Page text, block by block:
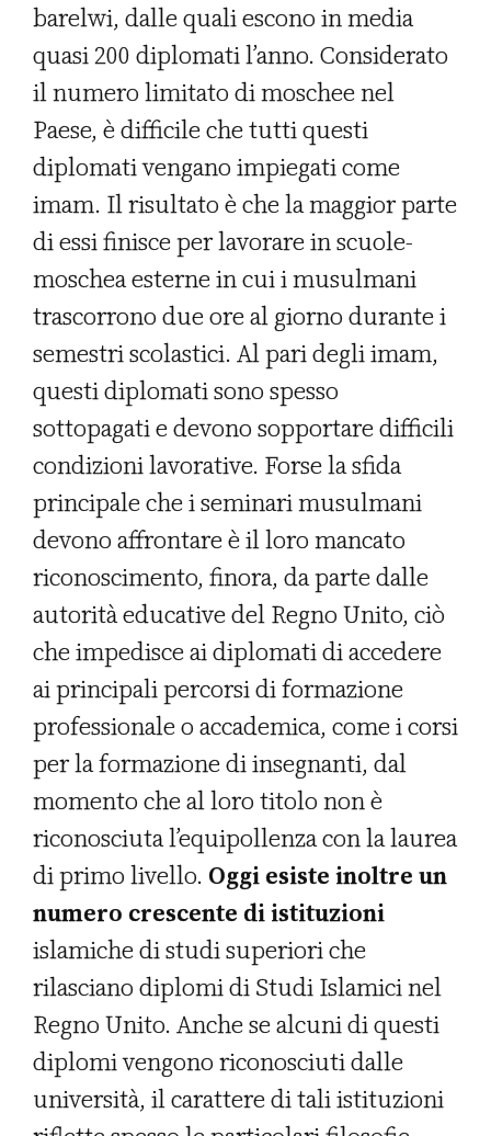
barelwi, dalle quali escono in media
quasi 200 diplomati l’anno. Considerato
il numero limitato di moschee nel
Paese, è difficile che tutti questi
diplomati vengano impiegati come
imam. Il risultato è che la maggior parte
di essi finisce per lavorare in scuole-
moschea esterne in cui i musulmani
trascorrono due ore al giorno durante i
semestri scolastici. Al pari degli imam,
questi diplomati sono spesso
sottopagati e devono sopportare difficili
condizioni lavorative. Forse la sfida
principale che i seminari musulmani
devono affrontare è il loro mancato
riconoscimento, finora, da parte dalle
autorità educative del Regno Unito, ciò
che impedisce ai diplomati di accedere
ai principali percorsi di formazione
professionale o accademica, come i corsi
per la formazione di insegnanti, dal
momento che al loro titolo non è
riconosciuta l’equipollenza con la laurea
di primo livello. Oggi esiste inoltre un
numero crescente di istituzioni
islamiche di studi superiori che
rilasciano diplomi di Studi Islamici nel
Regno Unito. Anche se alcuni di questi
diplomi vengono riconosciuti dalle
università, il carattere di tali istituzioni